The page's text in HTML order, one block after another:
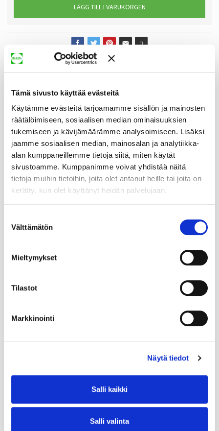
Tämä sivusto käyttää evästeitä
Käytämme evästeitä tarjoamamme sisällön ja mainosten
räätälöimiseen, sosiaalisen median ominaisuuksien
tukemiseen ja kävijämäärämme analysoimiseen. Lisäksi
jaamme sosiaalisen median, mainosalan ja analytiikka-
alan kumppaneillemme tietoja siitä, miten käytät
sivustoamme. Kumppanimme voivat yhdistää näitä
tietoja muihin tietoihin, joita olet antanut heille tai joita on
kerätty, kun olet käyttänyt heidän palvelujaan.
valinta
Välttämätön
Mieltymykset
Tilastot
Markkinointi
Näytä tiedot
Salli kaikki
Salli valinta
LÄGG TILL I VARUKORGEN